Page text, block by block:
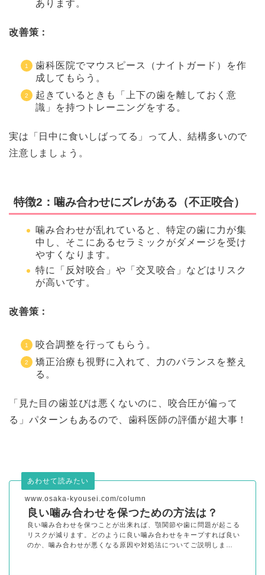
あります。
改善策：
歯科医院でマウスピース（ナイトガード）を作
成してもらう。
起きているときも「上下の歯を離しておく意
識」を持つトレーニングをする。
実は「日中に食いしばってる」って人、結構多いので
注意しましょう。
特徴2：噛み合わせにズレがある（不正咬合）
噛み合わせが乱れていると、特定の歯に力が集
中し、そこにあるセラミックがダメージを受け
やすくなります。
特に「反対咬合」や「交叉咬合」などはリスク
が高いです。
改善策：
咬合調整を行ってもらう。
矯正治療も視野に入れて、力のバランスを整え
る。
「見た目の歯並びは悪くないのに、咬合圧が偏って
る」パターンもあるので、歯科医師の評価が超大事！
www.osaka-kyousei.com/column
あわせて読みたい
良い噛み合わせを保つための方法は？
良い噛み合わせを保つことが出来れば、顎関節や歯に問題が起こる
リスクが減ります。どのように良い噛み合わせをキープすれば良い
のか、噛み合わせが悪くなる原因や対処法についてご説明しま…